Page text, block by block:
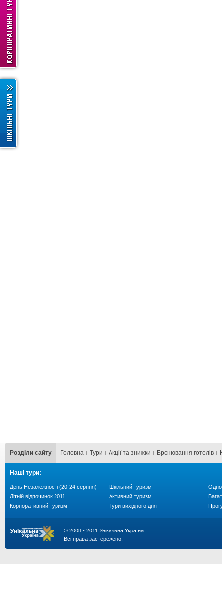
Розділи сайту Головна Тури Акції та знижки Бронювання готелів
Наші тури:
День Незалежності (20-24 серпня)
Літній відпочинок 2011
Корпоративний туризм
Шкільний туризм
Активний туризм
Тури вихідного дня
© 2008 - 2011 Унікальна Україна.
Всі права застережено.